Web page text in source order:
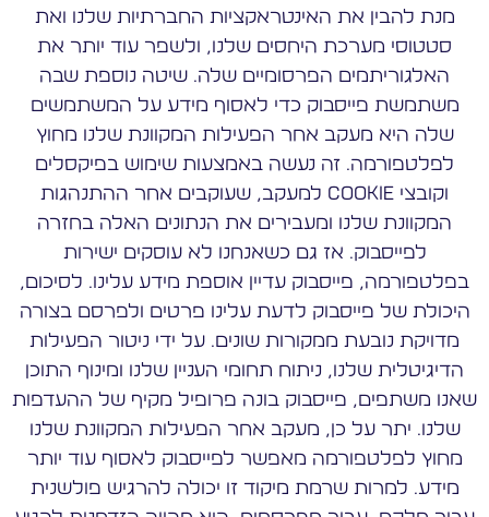
מנת להבין את האינטראקציות החברתיות שלנו ואת
סטטוסי מערכת היחסים שלנו, ולשפר עוד יותר את
האלגוריתמים הפרסומיים שלה. שיטה נוספת שבה
משתמשת פייסבוק כדי לאסוף מידע על המשתמשים
שלה היא מעקב אחר הפעילות המקוונת שלנו מחוץ
לפלטפורמה. זה נעשה באמצעות שימוש בפיקסלים
וקובצי Cookie למעקב, שעוקבים אחר ההתנהגות
המקוונת שלנו ומעבירים את הנתונים האלה בחזרה
לפייסבוק. אז גם כשאנחנו לא עוסקים ישירות
בפלטפורמה, פייסבוק עדיין אוספת מידע עלינו. לסיכום,
היכולת של פייסבוק לדעת עלינו פרטים ולפרסם בצורה
מדויקת נובעת ממקורות שונים. על ידי ניטור הפעילות
הדיגיטלית שלנו, ניתוח תחומי העניין שלנו ומינוף התוכן
שאנו משתפים, פייסבוק בונה פרופיל מקיף של ההעדפות
שלנו. יתר על כן, מעקב אחר הפעילות המקוונת שלנו
מחוץ לפלטפורמה מאפשר לפייסבוק לאסוף עוד יותר
מידע. למרות שרמת מיקוד זו יכולה להרגיש פולשנית